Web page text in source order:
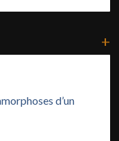
+
d’un